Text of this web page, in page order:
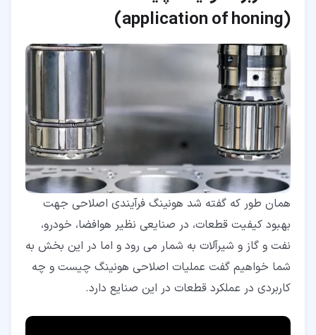
(application of honing)
همان طور که گفته شد هونینگ فرآیندی اصلاحی جهت
بهبود کیفیت قطعات، در صنایعی نظیر هوافضا، خودرو،
نفت و گاز و شیرآلات به شمار می رود و اما در این بخش به
شما خواهیم گفت عملیات اصلاحی هونینگ چیست و چه
کاربردی در عملکرد قطعات در این صنایع دارد.